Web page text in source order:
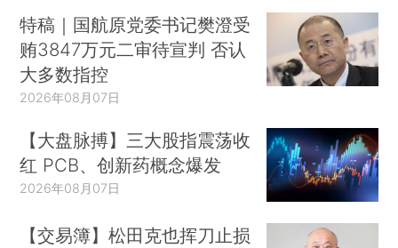
特稿｜国航原党委书记樊澄受
贿3847万元二审待宣判 否认
大多数指控
2026年08月07日
【大盘脉搏】三大股指震荡收
红 PCB、创新药概念爆发
2026年08月07日
【交易簿】松田克也挥刀止损